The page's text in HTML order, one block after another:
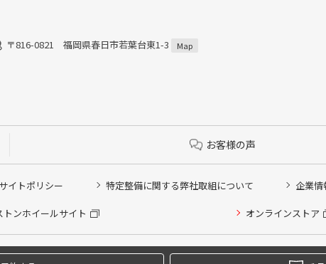
〒816-0821 福岡県春日市若葉台東1-3 Map
お客様の声
サイトポリシー 特定整備に関する弊社取組について 企業情
トンホイールサイト オンラインストア
Co.,Ltd. All rights Reserved.
を選択ください